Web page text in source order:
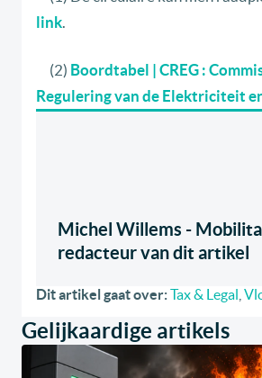
link.
(2) Boordtabel | CREG :
Regulering van de Elektriciteit
Michel Willems -
redacteur van dit artikel
Dit artikel gaat over:Tax & Legal
Gelijkaardige artikels